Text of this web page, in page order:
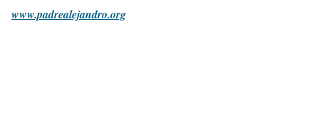
www.padrealejandro.org